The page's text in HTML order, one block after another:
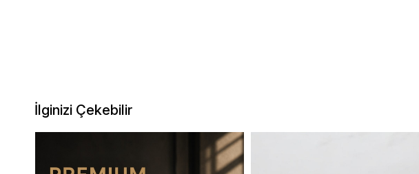
İlginizi Çekebilir